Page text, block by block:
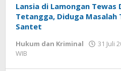
Lansia di Lamongan Tewas
Tetangga, Diduga Masalah
Santet
Hukum dan Kriminal
31 Juli
WIB